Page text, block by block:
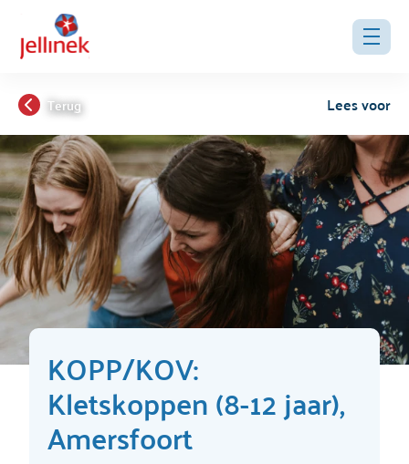
KOPP/KOV:
Kletskoppen (8-12 jaar),
Amersfoort
Terug Lees voor